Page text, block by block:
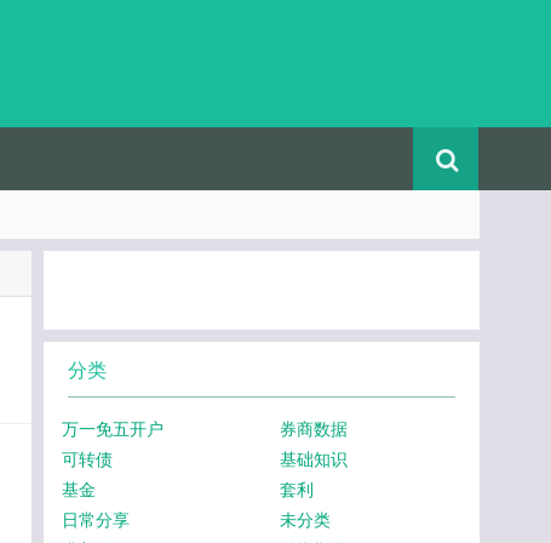
分类
万一免五开户
券商数据
可转债
基础知识
基金
套利
日常分享
未分类